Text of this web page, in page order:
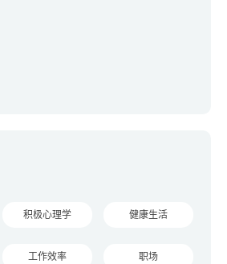
积极心理学 健康生活
工作效率 职场